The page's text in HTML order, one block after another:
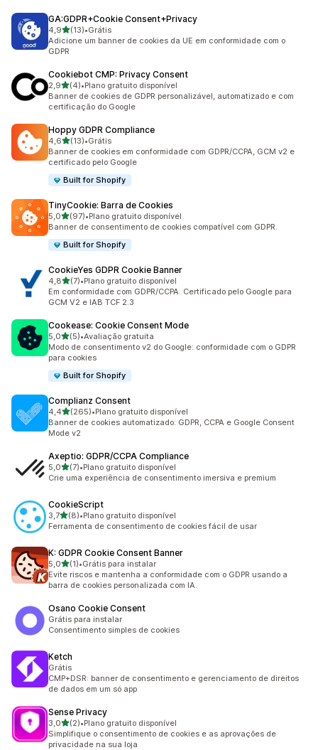
GA:GDPR+Cookie Consent+Privacy
4,9de 5 estrelas
(13)
13 avaliações ao todo
•Grátis
Adicione um banner de cookies da UE em conformidade com o
GDPR
Cookiebot CMP: Privacy Consent
2,9de 5 estrelas
(4)
4 avaliações ao todo
•Plano gratuito disponível
Banner de cookies de GDPR personalizável, automatizado e com
certificação do Google
Hoppy GDPR Compliance
4,6de 5 estrelas
(13)
13 avaliações ao todo
•Grátis
Banner de cookies em conformidade com GDPR/CCPA, GCM v2 e
certificado pelo Google
Built for Shopify
TinyCookie: Barra de Cookies
5,0de 5 estrelas
(97)
97 avaliações ao todo
•Plano gratuito disponível
Banner de consentimento de cookies compatível com GDPR.
Built for Shopify
CookieYes GDPR Cookie Banner
4,8de 5 estrelas
(7)
7 avaliações ao todo
•Plano gratuito disponível
Em conformidade com GDPR/CCPA. Certificado pelo Google para
GCM V2 e IAB TCF 2.3
Cookease: Cookie Consent Mode
5,0de 5 estrelas
(5)
5 avaliações ao todo
•Avaliação gratuita
Modo de consentimento v2 do Google: conformidade com o GDPR
para cookies
Built for Shopify
Complianz Consent
4,4de 5 estrelas
(265)
265 avaliações ao todo
•Plano gratuito disponível
Banner de cookies automatizado: GDPR, CCPA e Google Consent
Mode v2
Axeptio: GDPR/CCPA Compliance
5,0de 5 estrelas
(7)
7 avaliações ao todo
•Plano gratuito disponível
Crie uma experiência de consentimento imersiva e premium
CookieScript
3,7de 5 estrelas
(8)
8 avaliações ao todo
•Plano gratuito disponível
Ferramenta de consentimento de cookies fácil de usar
K: GDPR Cookie Consent Banner
5,0de 5 estrelas
(1)
1 avaliações ao todo
•Grátis para instalar
Evite riscos e mantenha a conformidade com o GDPR usando a
barra de cookies personalizada com IA.
Osano Cookie Consent
Grátis para instalar
Consentimento simples de cookies
Ketch
Grátis
CMP+DSR: banner de consentimento e gerenciamento de direitos
de dados em um só app
Sense Privacy
3,0de 5 estrelas
(2)
2 avaliações ao todo
•Plano gratuito disponível
Simplifique o consentimento de cookies e as aprovações de
privacidade na sua loja